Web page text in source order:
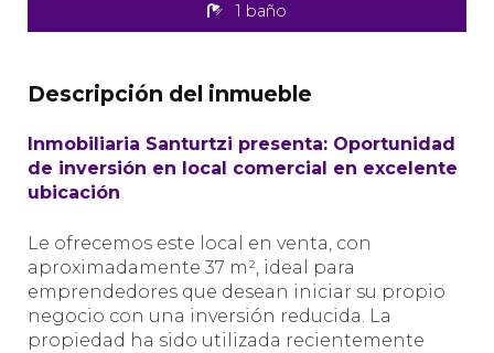
1 baño
Descripción del inmueble
Inmobiliaria Santurtzi presenta: Oportunidad
de inversión en local comercial en excelente
ubicación
Le ofrecemos este local en venta, con
aproximadamente 37 m², ideal para
emprendedores que desean iniciar su propio
negocio con una inversión reducida. La
propiedad ha sido utilizada recientemente